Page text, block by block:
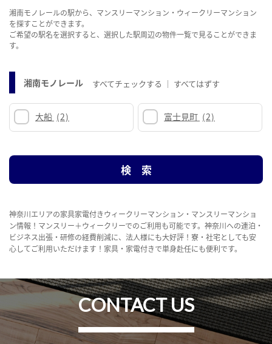
湘南モノレールの駅から、マンスリーマンション・ウィークリーマンション
を探すことができます。
ご希望の駅名を選択すると、選択した駅周辺の物件一覧で見ることができま
す。
湘南モノレール すべてチェックする すべてはずす
大船 (2) 富士見町 (2)
神奈川エリアの家具家電付きウィークリーマンション・マンスリーマンショ
ン情報！マンスリー＋ウィークリーでのご利用も可能です。神奈川への連泊・
ビジネス出張・研修の経費削減に、法人様にも大好評！寮・社宅としても安
心してご利用いただけます！家具・家電付きで単身赴任にも便利です。
CONTACT US